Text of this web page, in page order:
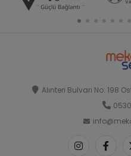
Alınteri Bulvarı No: 198